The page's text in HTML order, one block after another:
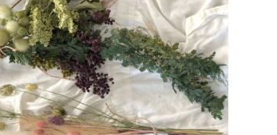
head accesory